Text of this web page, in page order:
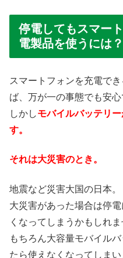
停電してもスマー
電製品を使うには？
スマートフォンを充電で
ば、万が一の事態でも安心
しかしモバイルバッテリ
す。
それは大災害のとき。
地震など災害大国の日本。
大災害があった場合は停
くなってしまうかもしれま
もちろん大容量モバイル
たら使えなくなってしまい